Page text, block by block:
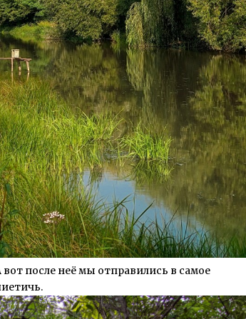
вот после неё мы отправились в самое